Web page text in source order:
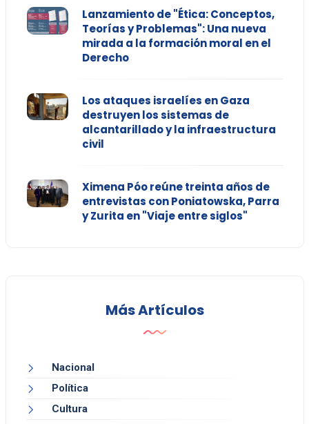
Lanzamiento de "Ética: Conceptos,
Teorías y Problemas": Una nueva
mirada a la formación moral en el
Derecho
Los ataques israelíes en Gaza
destruyen los sistemas de
alcantarillado y la infraestructura
civil
Ximena Póo reúne treinta años de
entrevistas con Poniatowska, Parra
y Zurita en "Viaje entre siglos"
Más Artículos
Nacional
Política
Cultura